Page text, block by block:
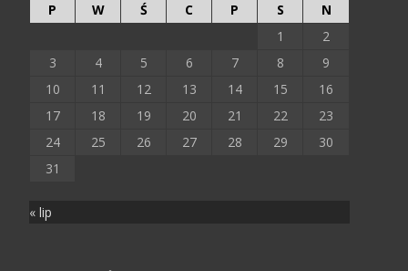
P
W Ś C P S
N
1
2
3
4 5 6 7 8
9
10
11 12 13 14 15
16
17
18 19 20 21 22
23
24
25 26 27 28 29
30
31
« lip